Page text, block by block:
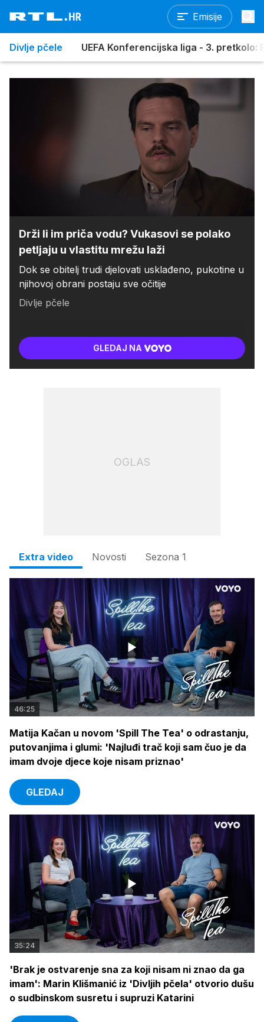
Emisije
Divlje pčele UEFA Konferencijska liga - 3. pretkolo:
zvuk
Loaded:
100.00%
Drži li im priča vodu? Vukasovi se polako
petljaju u vlastitu mrežu laži
Dok se obitelj trudi djelovati usklađeno, pukotine u
njihovoj obrani postaju sve očitije
Divlje pčele
GLEDAJ NA
OGLAS
Extra video Novosti Sezona 1
46:25
Matija Kačan u novom 'Spill The Tea' o odrastanju,
putovanjima i glumi: 'Najluđi trač koji sam čuo je da
imam dvoje djece koje nisam priznao'
GLEDAJ
35:24
'Brak je ostvarenje sna za koji nisam ni znao da ga
imam': Marin Klišmanić iz 'Divljih pčela' otvorio dušu
o sudbinskom susretu i supruzi Katarini